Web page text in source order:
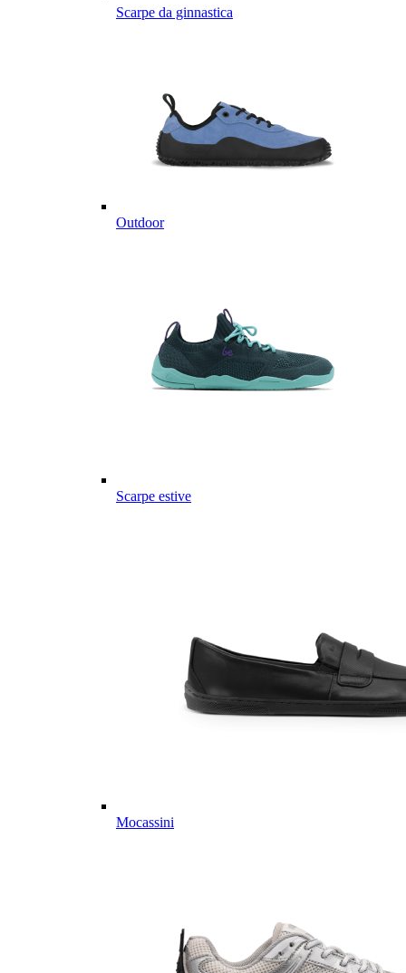
Scarpe da ginnastica
Outdoor
Scarpe estive
Mocassini